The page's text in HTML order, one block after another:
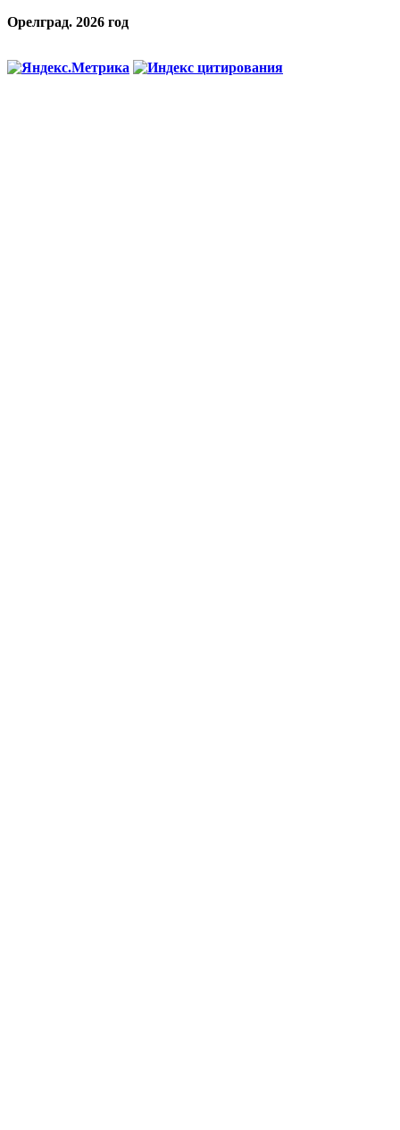
Орелград. 2026 год